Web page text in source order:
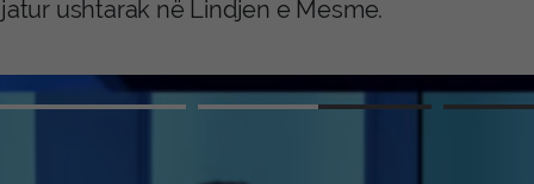
ushtarak në Lindjen e Mesme.